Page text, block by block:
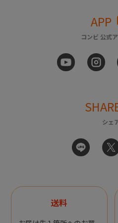
APP
コンビ 公式
シェ
送料